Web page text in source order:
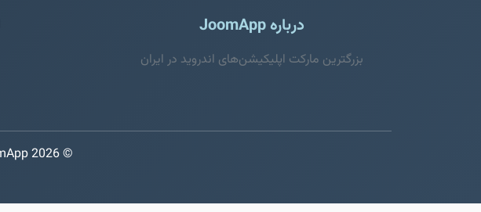
درباره JoomApp
بزرگترین مارکت اپلیکیشن‌های اندروید در ایران
© 2026 JoomApp. تمامی حقوق محفوظ است.